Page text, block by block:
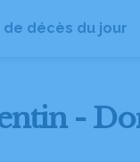
de décès du jour
-